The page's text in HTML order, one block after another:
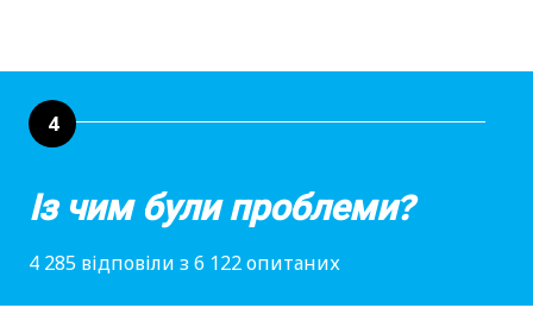
4
Із чим були проблеми?
4 285 відповіли з 6 122 опитаних